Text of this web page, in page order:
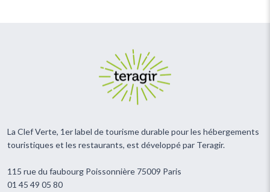
La Clef Verte, 1er label de tourisme durable pour les hébergements
touristiques et les restaurants, est développé par Teragir.
115 rue du faubourg Poissonnière 75009 Paris
01 45 49 05 80